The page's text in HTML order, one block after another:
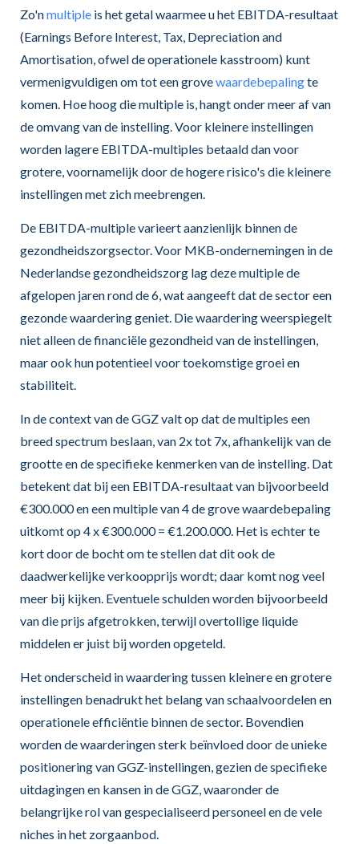
Zo'nmultiple is het getal waarmee u het EBITDA-resultaat
(Earnings Before Interest, Tax, Depreciation and
Amortisation, ofwel de operationele kasstroom) kunt
vermenigvuldigen om tot een grovewaardebepalingte
komen. Hoe hoog die multiple is, hangt onder meer af van
de omvang van de instelling. Voor kleinere instellingen
worden lagere EBITDA-multiples betaald dan voor
grotere, voornamelijk door de hogere risico's die kleinere
instellingen met zich meebrengen.
De EBITDA-multiple varieert aanzienlijk binnen de
gezondheidszorgsector. Voor MKB-ondernemingen in de
Nederlandse gezondheidszorg lag deze multiple de
afgelopen jaren rond de 6, wat aangeeft dat de sector een
gezonde waardering geniet. Die waardering weerspiegelt
niet alleen de financiële gezondheid van de instellingen,
maar ook hun potentieel voor toekomstige groei en
stabiliteit.
In de context van de GGZ valt op dat de multiples een
breed spectrum beslaan, van 2x tot 7x, afhankelijk van de
grootte en de specifieke kenmerken van de instelling. Dat
betekent dat bij een EBITDA-resultaat van bijvoorbeeld
€300.000 en een multiple van 4 de grove waardebepaling
uitkomt op 4 x €300.000 = €1.200.000. Het is echter te
kort door de bocht om te stellen dat dit ook de
daadwerkelijke verkoopprijs wordt; daar komt nog veel
meer bij kijken. Eventuele schulden worden bijvoorbeeld
van die prijs afgetrokken, terwijl overtollige liquide
middelen er juist bij worden opgeteld.
Het onderscheid in waardering tussen kleinere en grotere
instellingen benadrukt het belang van schaalvoordelen en
operationele efficiëntie binnen de sector. Bovendien
worden de waarderingen sterk beïnvloed door de unieke
positionering van GGZ-instellingen, gezien de specifieke
uitdagingen en kansen in de GGZ, waaronder de
belangrijke rol van gespecialiseerd personeel en de vele
niches in het zorgaanbod.